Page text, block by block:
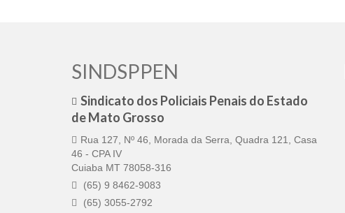
SINDSPPEN
Sindicato dos Policiais Penais do Estado
de Mato Grosso
Rua 127, Nº 46, Morada da Serra, Quadra 121, Casa
46 - CPA IV
Cuiaba MT 78058-316
(65) 9 8462-9083
(65) 3055-2792